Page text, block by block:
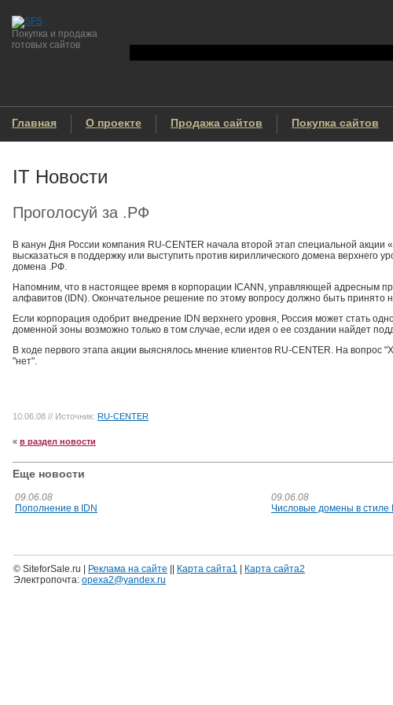
Покупка и продажа
готовых сайтов
Главная О проекте Продажа сайтов Покупка сайтов
IT Новости
Проголосуй за .РФ
В канун Дня России компания RU-CENTER начала второй этап специальной
высказаться в поддержку или выступить против кириллического домена
домена .РФ.
Напомним, что в настоящее время в корпорации ICANN, управляющей адресным
алфавитов (IDN). Окончательное решение по этому вопросу должно быть принято
Если корпорация одобрит внедрение IDN верхнего уровня, Россия может стать
доменной зоны возможно только в том случае, если идея о ее создании найдет
В ходе первого этапа акции выяснялось мнение клиентов RU-CENTER. На
"нет".
10.06.08 // Источник: RU-CENTER
« в раздел новости
Еще новости
09.06.08
Пополнение в IDN
09.06.08
Числовые домены в стиле
© SiteforSale.ru | Реклама на сайте Карта сайта1
Карта сайта2
Электропочта: opexa2@yandex.ru